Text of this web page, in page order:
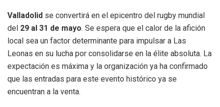
Valladolid se convertirá en el epicentro del rugby mundial
del 29 al 31 de mayo. Se espera que el calor de la afición
local sea un factor determinante para impulsar a Las
Leonas en su lucha por consolidarse en la élite absoluta. La
expectación es máxima y la organización ya ha confirmado
que las entradas para este evento histórico ya se
encuentran a la venta.